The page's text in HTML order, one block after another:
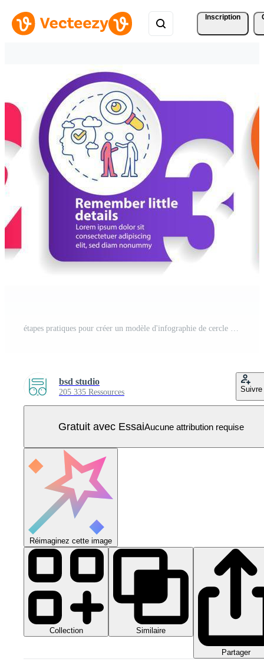
Inscription
étapes pratiques pour créer un modèle d'infographie de cercle de charisme. visualisation des données en 5 étapes. graphique d'informations sur la chronologie du processus. mise en page du flux de travail avec des icônes de ligne. Vecteur Pro
bsd studio
205 335 Ressources Suivre
Gratuit avec EssaiAucune attribution requise
Réimaginez cette image
Collection Similaire
Partager